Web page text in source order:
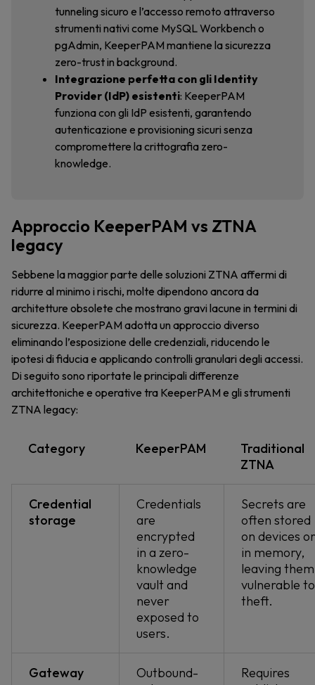
tunneling sicuro e l’accesso remoto attraverso
strumenti nativi come MySQL Workbench o
pgAdmin, KeeperPAM mantiene la sicurezza
zero-trust in background.
Integrazione perfetta con gli Identity
Provider (IdP) esistenti: KeeperPAM
funziona con gli IdP esistenti, garantendo
autenticazione e provisioning sicuri senza
compromettere la crittografia zero-
knowledge.
Approccio KeeperPAM vs ZTNA
legacy
Sebbene la maggior parte delle soluzioni ZTNA affermi di
ridurre al minimo i rischi, molte dipendono ancora da
architetture obsolete che mostrano gravi lacune in termini di
sicurezza. KeeperPAM adotta un approccio diverso
eliminando l’esposizione delle credenziali, riducendo le
ipotesi di fiducia e applicando controlli granulari degli accessi.
Di seguito sono riportate le principali differenze
architettoniche e operative tra KeeperPAM e gli strumenti
ZTNA legacy:
Category KeeperPAM
Traditional
ZTNA
Credential
storage
Credentials
are
encrypted
in a zero-
knowledge
vault and
never
exposed to
users.
Secrets are
often stored
on devices or
in memory,
leaving them
vulnerable to
theft.
Gateway
Outbound-
Requires